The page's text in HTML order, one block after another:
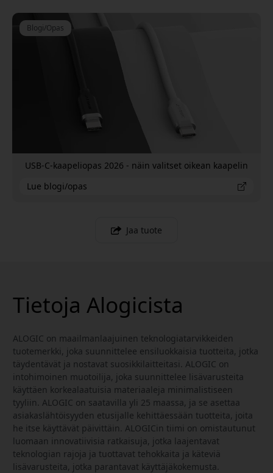
Blogi/Opas
USB-C-kaapeliopas 2026 - näin valitset oikean kaapelin
Lue blogi/opas
Jaa tuote
Tietoja Alogicista
ALOGIC on maailmanlaajuinen teknologiatarvikkeiden
tuotemerkki, joka suunnittelee ensiluokkaisia tuotteita, jotka
täydentävät ja nostavat suosikkilaitteitasi. ALOGIC on
intohimoinen muotoilija, joka suunnittelee lisävarusteita
käyttäen korkealaatuisia materiaaleja minimalistiseen
tyyliin. ALOGIC on saatavilla yli 25 maassa, ja se asettaa
asiakaslähtöisyyden etusijalle kehittäessään tuotteita, joita
he itse käyttävät päivittäin. ALOGICin tiimi on omistautunut
luomaan innovatiivisia ratkaisuja, jotka laajentavat
teknologian rajoja ja tuottavat tehokkaita ja käteviä
lisävarusteita, jotka parantavat käyttäjäkokemusta.